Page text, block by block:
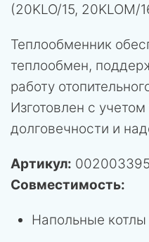
(20KLO/15, 20KLOM/
Теплообменник
теплообмен,
работу
Изготовлен с
долговечности и
Артикул:
Совместимость:
Напольные котлы